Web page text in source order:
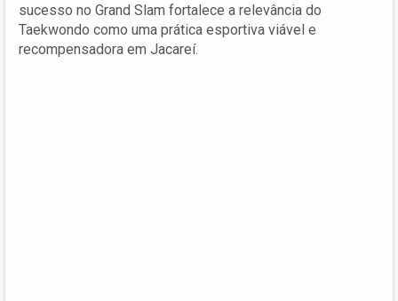
sucesso no Grand Slam fortalece a relevância do
Taekwondo como uma prática esportiva viável e
recompensadora em Jacareí.